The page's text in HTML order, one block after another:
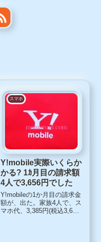
スマホ
Y!mobile実際いくらか
かる? 1ｶ月目の請求額
4人で3,656円でした
Y!mobileの1か月目の請求金
額が、出た。家族4人で、ス
マホ代、3,385円(税込3,656